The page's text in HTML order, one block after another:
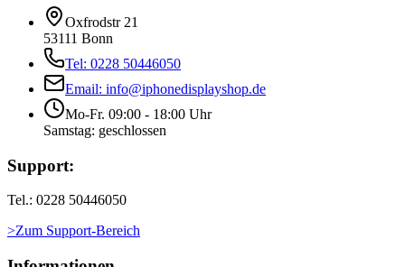
Oxfrodstr 21
53111 Bonn
Tel: 0228 50446050
Email: info@iphonedisplayshop.de
Mo-Fr. 09:00 - 18:00 Uhr
Samstag: geschlossen
Support:
Tel.: 0228 50446050
>Zum Support-Bereich